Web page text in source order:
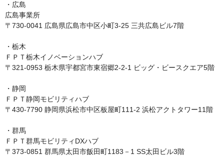
・広島
広島事業所
〒730-0041 広島県広島市中区小町3-25 三共広島ビル7階
・栃木
ＦＰＴ栃木イノベーションハブ
〒321-0953 栃木県宇都宮市東宿郷2-2-1 ビッグ・ビースクエア5階
・静岡
ＦＰＴ静岡モビリティハブ
〒430-7790 静岡県浜松市中区板屋町111-2 浜松アクトタワー11階
・群馬
ＦＰＴ群馬モビリティDXハブ